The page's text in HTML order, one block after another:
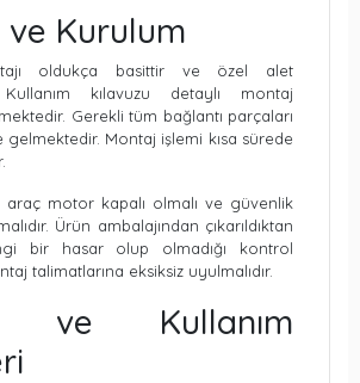
Kurulum
oldukça basittir ve özel alet
kılavuzu detaylı montaj
Gerekli tüm bağlantı parçaları
gelmektedir. Montaj işlemi kısa sürede
araç motor kapalı olmalı ve güvenlik
Ürün ambalajından çıkarıldıktan
bir hasar olup olmadığı kontrol
talimatlarına eksiksiz uyulmalıdır.
ve Kullanım